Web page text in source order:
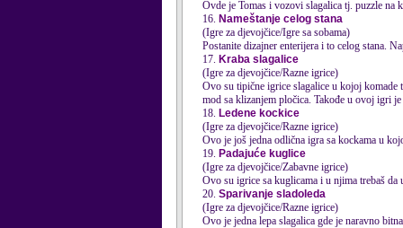
Ovde je Tomas i vozovi slagalica tj. puzzle na
16. Nameštanje celog stana
(Igre za djevojčice/Igre sa sobama)
Postanite dizajner enterijera i to celog stana.
17. Kraba slagalice
(Igre za djevojčice/Razne igrice)
Ovo su tipične igrice slagalice u kojoj komade
mod sa klizanjem pločica. Takođe u ovoj igri
18. Ledene kockice
(Igre za djevojčice/Razne igrice)
Ovo je još jedna odlična igra sa kockama u
19. Padajuće kuglice
(Igre za djevojčice/Zabavne igrice)
Ovo su igrice sa kuglicama i u njima trebaš da
20. Sparivanje sladoleda
(Igre za djevojčice/Razne igrice)
Ovo je jedna lepa slagalica gde je naravno